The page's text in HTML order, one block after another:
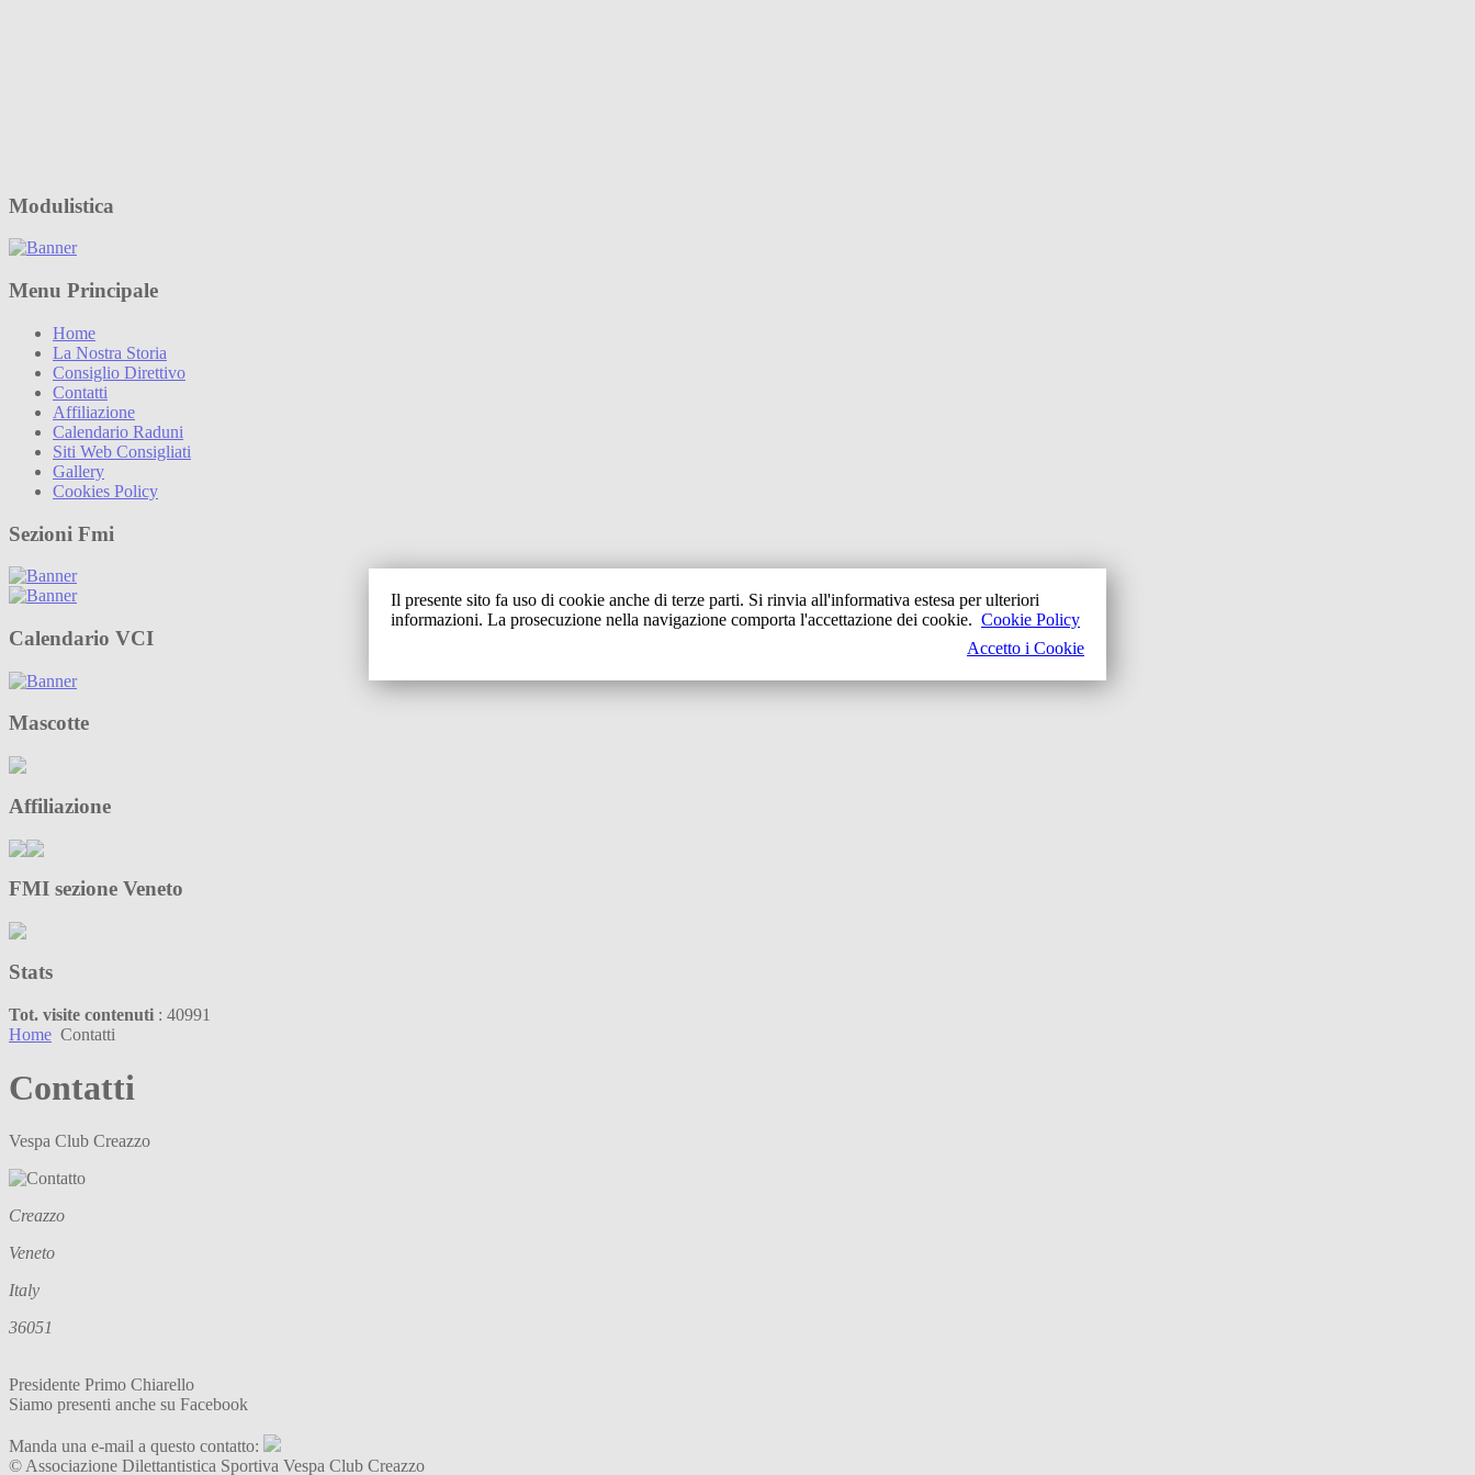
Modulistica
Menu Principale
Home
La Nostra Storia
Consiglio Direttivo
Contatti
Affiliazione
Calendario Raduni
Siti Web Consigliati
Gallery
Cookies Policy
Sezioni Fmi
Calendario VCI
Mascotte
Affiliazione
FMI sezione Veneto
Stats
Tot. visite contenuti : 40991
Home Contatti
Contatti
Vespa Club Creazzo
Creazzo
Veneto
Italy
36051
Presidente Primo Chiarello
Siamo presenti anche su Facebook
Manda una e-mail a questo contatto:
© Associazione Dilettantistica Sportiva Vespa Club Creazzo
Il presente sito fa uso di cookie anche di terze parti. Si rinvia all'informativa estesa per ulteriori
informazioni. La prosecuzione nella navigazione comporta l'accettazione dei cookie. Cookie Policy
Accetto i Cookie